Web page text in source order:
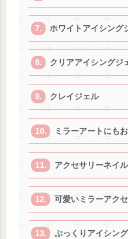
ホワイトアイシング
クリアアイシングジ
クレイジェル
ミラーアートにも
アクセサリーネイル
可愛いミラーアク
ぷっくりアイシン